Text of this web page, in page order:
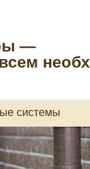
—
системы